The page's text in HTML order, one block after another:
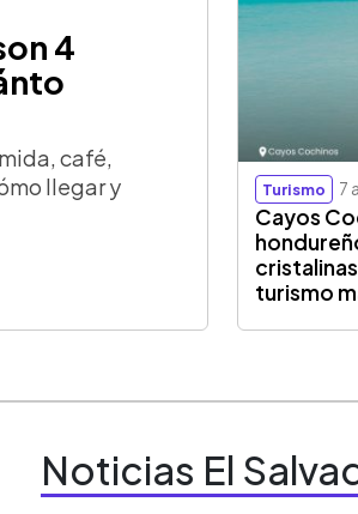
4
café,
llegar y
Turismo 7
Cayos
turismo
Noticias El